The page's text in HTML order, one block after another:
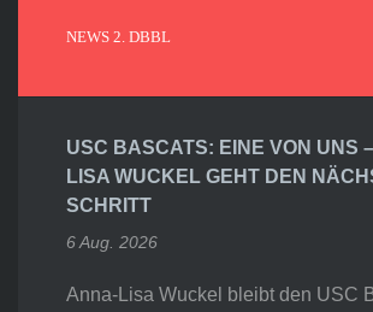
NEWS 2. DBBL
USC BASCATS: EINE VON UNS
LISA WUCKEL GEHT DEN
SCHRITT
6 Aug. 2026
Anna-Lisa Wuckel bleibt den USC